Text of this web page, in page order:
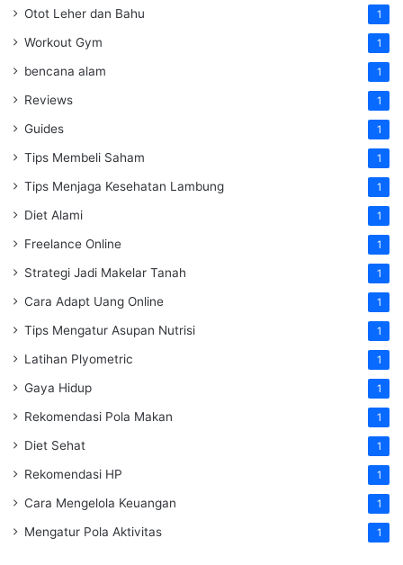
Otot Leher dan Bahu 1
Workout Gym 1
bencana alam 1
Reviews 1
Guides 1
Tips Membeli Saham 1
Tips Menjaga Kesehatan Lambung 1
Diet Alami 1
Freelance Online 1
Strategi Jadi Makelar Tanah 1
Cara Adapt Uang Online 1
Tips Mengatur Asupan Nutrisi 1
Latihan Plyometric 1
Gaya Hidup 1
Rekomendasi Pola Makan 1
Diet Sehat 1
Rekomendasi HP 1
Cara Mengelola Keuangan 1
Mengatur Pola Aktivitas 1